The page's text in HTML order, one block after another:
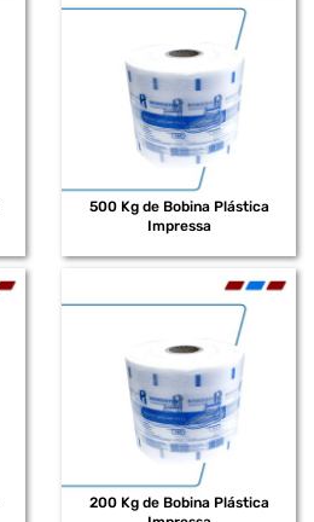
500 Kg de Bobina Plástica
Impressa
200 Kg de Bobina Plástica